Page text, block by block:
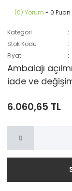
(0) Yorum - 0 Puan
Kategori
Stok Kodu
Fiyat
Ambalajı
iade ve
6.060,65 TL